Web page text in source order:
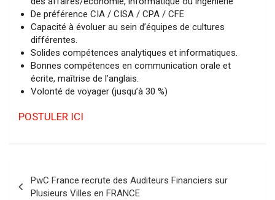
De préférence CIA / CISA / CPA / CFE
Capacité à évoluer au sein d’équipes de cultures
différentes.
Solides compétences analytiques et informatiques.
Bonnes compétences en communication orale et
écrite, maîtrise de l’anglais.
Volonté de voyager (jusqu’à 30 %)
POSTULER ICI
de
PwC France recrute des Auditeurs Financiers sur
Plusieurs Villes en FRANCE